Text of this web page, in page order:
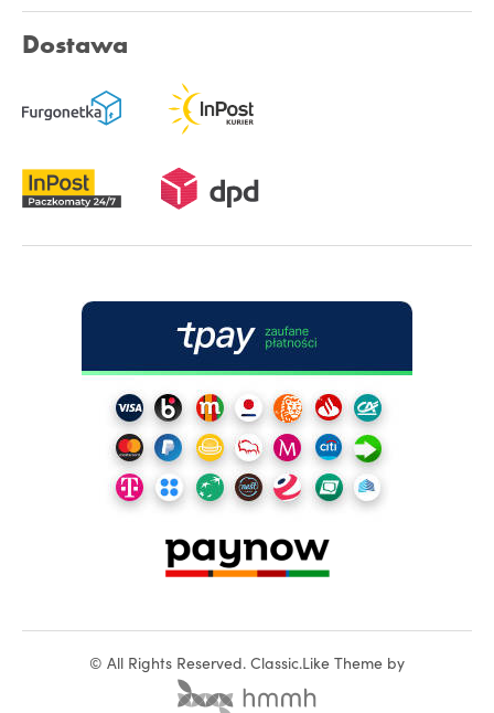
Dostawa
© All Rights Reserved. Classic.Like Theme by